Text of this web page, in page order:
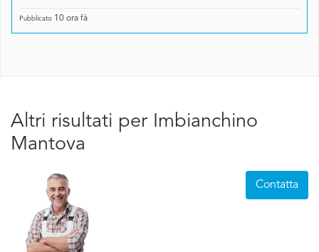
Pubblicato 10 ora fà
Altri risultati per Imbianchino
Mantova
Contatta